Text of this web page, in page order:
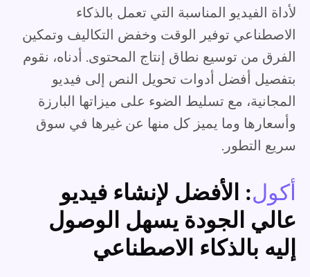
لأداة الفيديو المناسبة التي تعمل بالذكاء
الاصطناعي توفير الوقت وخفض التكاليف وتمكين
الفرق من توسيع نطاق إنتاج المحتوى. أدناه، نقوم
بتفصيل أفضل أدوات تحويل النص إلى فيديو
المجانية، مع تسليط الضوء على ميزاتها البارزة
وأسعارها وما يميز كل منها عن غيرها في سوق
سريع التطور.
أكول: الأفضل لإنشاء فيديو
عالي الجودة يسهل الوصول
إليه بالذكاء الاصطناعي